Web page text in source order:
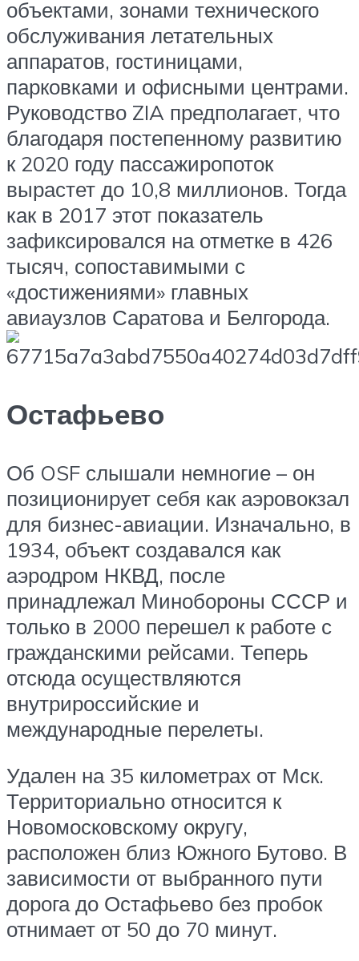
объектами, зонами технического
обслуживания летательных
аппаратов, гостиницами,
парковками и офисными центрами.
Руководство ZIA предполагает, что
благодаря постепенному развитию
к 2020 году пассажиропоток
вырастет до 10,8 миллионов. Тогда
как в 2017 этот показатель
зафиксировался на отметке в 426
тысяч, сопоставимыми с
«достижениями» главных
авиаузлов Саратова и Белгорода.
Остафьево
Об OSF слышали немногие – он
позиционирует себя как аэровокзал
для бизнес-авиации. Изначально, в
1934, объект создавался как
аэродром НКВД, после
принадлежал Минобороны СССР и
только в 2000 перешел к работе с
гражданскими рейсами. Теперь
отсюда осуществляются
внутрироссийские и
международные перелеты.
Удален на 35 километрах от Мск.
Территориально относится к
Новомосковскому округу,
расположен близ Южного Бутово. В
зависимости от выбранного пути
дорога до Остафьево без пробок
отнимает от 50 до 70 минут.